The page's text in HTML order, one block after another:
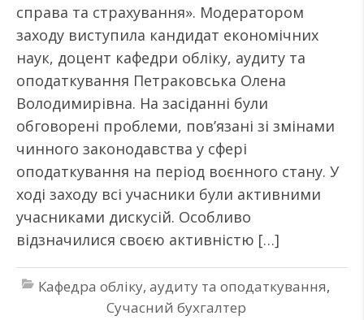
справа та страхування». Модератором
заходу виступила кандидат економічних
наук, доцент кафедри обліку, аудиту та
оподаткування Петраковська Олена
Володимирівна. На засіданні були
обговорені проблеми, пов’язані зі змінами
чинного законодавства у сфері
оподаткування на період воєнного стану. У
ході заходу всі учасники були активними
учасниками дискусій. Особливо
відзначилися своєю активністю […]
Кафедра обліку, аудиту та оподаткування,
Сучасний бухгалтер